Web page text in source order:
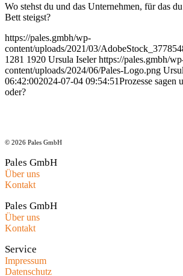
Wo stehst du und das Unternehmen, für das
Bett steigst?
https://pales.gmbh/wp-
content/uploads/2021/03/
1281 1920 Ursula Iseler https://pales.gmbh/
content/uploads/2024/06/Pales-Logo.png
06:42:002024-07-04 09:54:51Prozesse sagen
oder?
© 2026 Pales GmbH
Pales GmbH
Über uns
Kontakt
Pales GmbH
Über uns
Kontakt
Service
Impressum
Datenschutz